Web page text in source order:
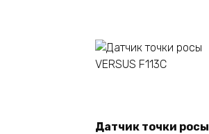
Датчик точки росы